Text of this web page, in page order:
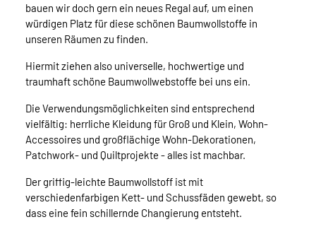
bauen wir doch gern ein neues Regal auf, um einen
würdigen Platz für diese schönen Baumwollstoffe in
unseren Räumen zu finden.
Hiermit ziehen also universelle, hochwertige und
traumhaft schöne Baumwollwebstoffe bei uns ein.
Die Verwendungsmöglichkeiten sind entsprechend
vielfältig: herrliche Kleidung für Groß und Klein, Wohn-
Accessoires und großflächige Wohn-Dekorationen,
Patchwork- und Quiltprojekte - alles ist machbar.
Der griffig-leichte Baumwollstoff ist mit
verschiedenfarbigen Kett- und Schussfäden gewebt, so
dass eine fein schillernde Changierung entsteht.